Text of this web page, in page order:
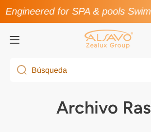
Ir directamente al contenido
Engineered for SPA & pools
Búsqueda
Archivo